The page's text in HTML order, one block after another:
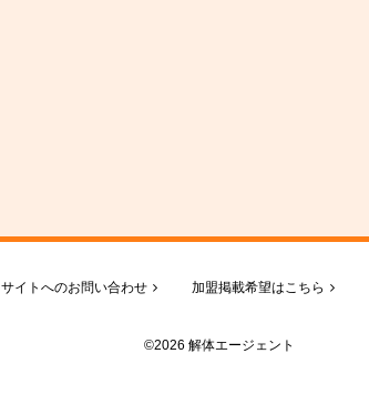
サイトへのお問い合わせ 加盟掲載希望はこちら
©2026 解体エージェント